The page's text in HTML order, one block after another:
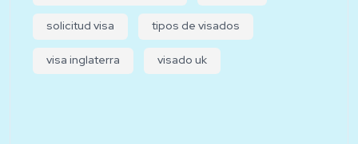
solicitud visa tipos de visados
visa inglaterra visado uk